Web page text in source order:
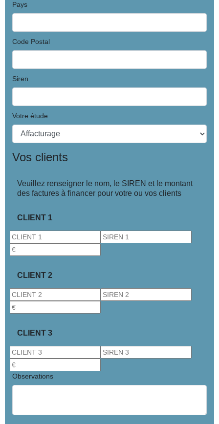
Pays
Code Postal
Siren
Votre étude
Vos clients
Veuillez renseigner le nom, le SIREN et le montant
des factures à financer pour votre ou vos clients
CLIENT 1
CLIENT 2
CLIENT 3
Observations